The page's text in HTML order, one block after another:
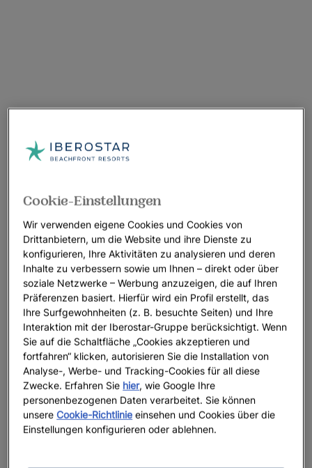
Cookie-Einstellungen
Wir verwenden eigene Cookies und Cookies von
Drittanbietern, um die Website und ihre Dienste zu
konfigurieren, Ihre Aktivitäten zu analysieren und deren
Inhalte zu verbessern sowie um Ihnen – direkt oder über
soziale Netzwerke – Werbung anzuzeigen, die auf Ihren
Präferenzen basiert. Hierfür wird ein Profil erstellt, das
Ihre Surfgewohnheiten (z. B. besuchte Seiten) und Ihre
Interaktion mit der Iberostar-Gruppe berücksichtigt. Wenn
Sie auf die Schaltfläche „Cookies akzeptieren und
fortfahren“ klicken, autorisieren Sie die Installation von
Analyse-, Werbe- und Tracking-Cookies für all diese
Zwecke. Erfahren Sie hier, wie Google Ihre
personenbezogenen Daten verarbeitet. Sie können
unsereCookie-Richtlinie einsehen und Cookies über die
Einstellungen konfigurieren oder ablehnen.